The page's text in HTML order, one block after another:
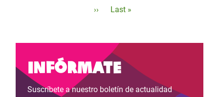
Siguiente
››
Última
Last »
Infórmate
Suscríbete a nuestro boletín de actualidad